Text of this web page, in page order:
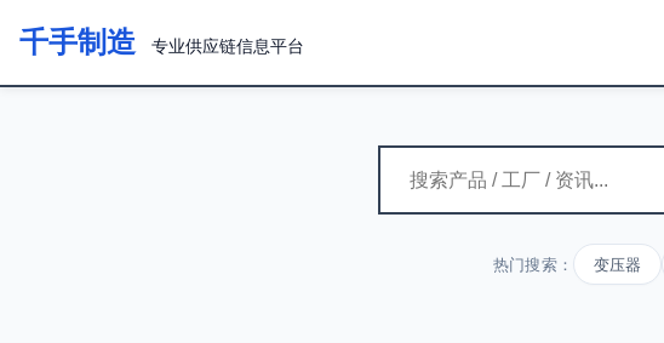
千手制造 专业供应链信息平台
热门搜索： 变压器